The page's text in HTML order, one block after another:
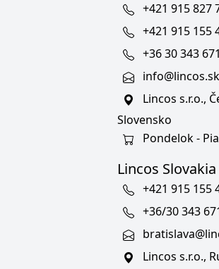
+421 915 827
+421 915 155
+36 30 343
info@lincos.sk
Lincos s.r.o.,
Slovensko
Pondelok -
Lincos
+421 915 155
+36/30 343
Lincos s.r.o.,